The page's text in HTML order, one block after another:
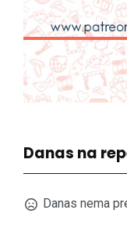
Danas na
Danas nema